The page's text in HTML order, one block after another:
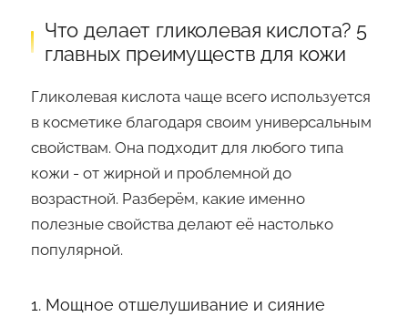
Что делает гликолевая кислота? 5
главных преимуществ для кожи
Гликолевая кислота чаще всего используется
в косметике благодаря своим универсальным
свойствам. Она подходит для любого типа
кожи - от жирной и проблемной до
возрастной. Разберём, какие именно
полезные свойства делают её настолько
популярной.
1. Мощное отшелушивание и сияние